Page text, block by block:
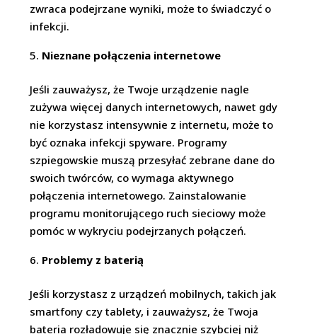
zwraca podejrzane wyniki, może to świadczyć o
infekcji.
Nieznane połączenia internetowe
Jeśli zauważysz, że Twoje urządzenie nagle
zużywa więcej danych internetowych, nawet gdy
nie korzystasz intensywnie z internetu, może to
być oznaka infekcji spyware. Programy
szpiegowskie muszą przesyłać zebrane dane do
swoich twórców, co wymaga aktywnego
połączenia internetowego. Zainstalowanie
programu monitorującego ruch sieciowy może
pomóc w wykryciu podejrzanych połączeń.
Problemy z baterią
Jeśli korzystasz z urządzeń mobilnych, takich jak
smartfony czy tablety, i zauważysz, że Twoja
bateria rozładowuje się znacznie szybciej niż